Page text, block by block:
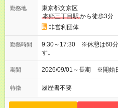
勤務地
東京都文京区
本郷三丁目駅から徒歩3分
非営利団体
勤務時間
9:30～17:30 ※休憩は60
す。
期間 2026/09/01～長期 ※開始
特徴 履歴書不要